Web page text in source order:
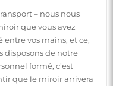
– nous nous
que vous avez
vos mains, et ce,
de notre
formé, c’est
que le miroir arrivera